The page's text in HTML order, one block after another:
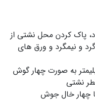
پاک کردن محل نشتی از
و نیمگرد و ورق های
کردن يک تکه ورق فلزی2 ميلیمتر به صورت چهار گوش
چهار خال جوش